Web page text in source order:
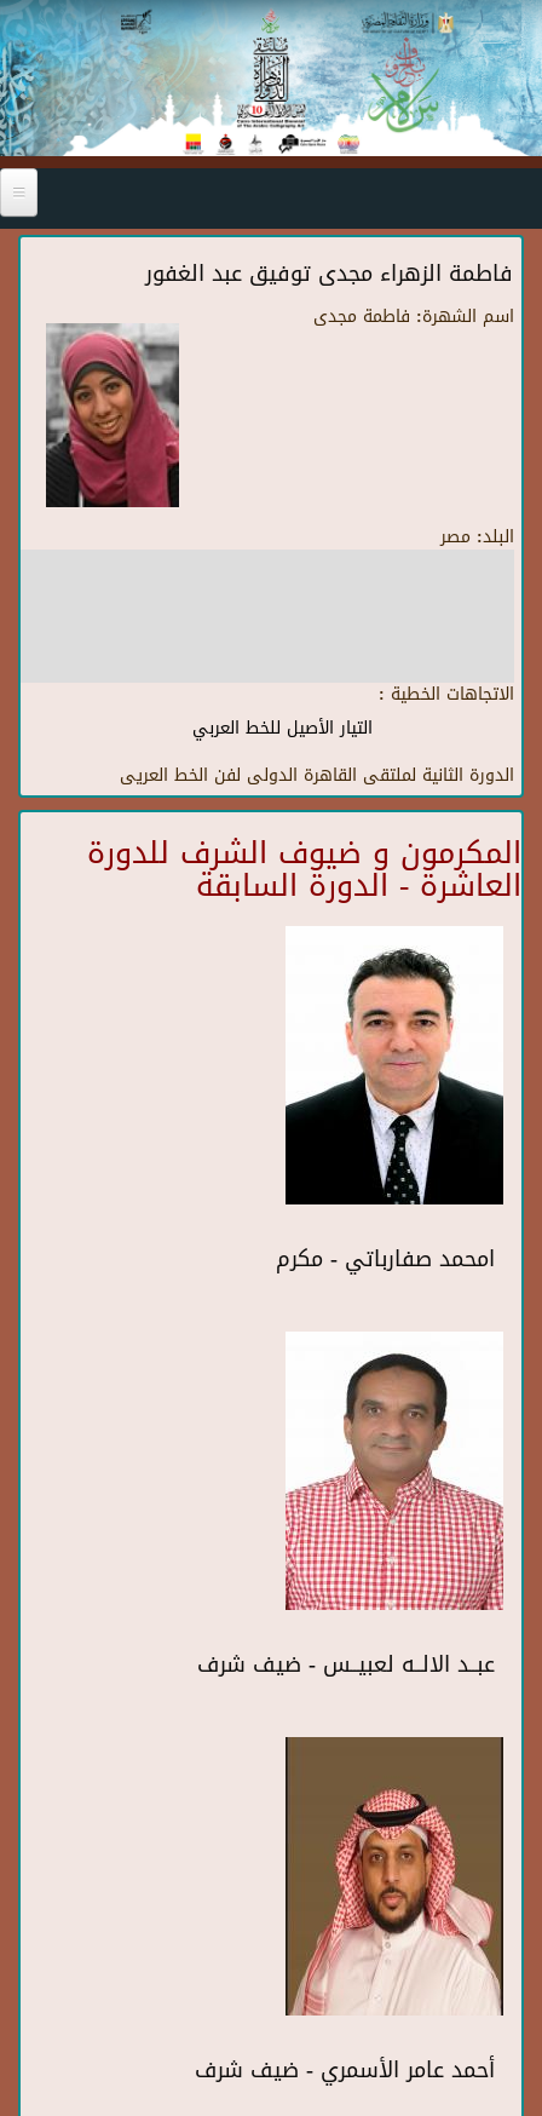
Skip to main content
فاطمة الزهراء مجدى توفيق عبد الغفور
اسم الشهرة: فاطمة مجدى
البلد: مصر
الاتجاهات الخطية :
التيار الأصيل للخط العربي
الدورة الثانية لملتقى القاهرة الدولى لفن الخط العريى
المكرمون و ضيوف الشرف للدورة
العاشرة - الدورة السابقة
امحمد صفارباتي - مكرم
عبــد الالــه لعبيــس - ضيف شرف
أحمد عامر الأسمري - ضيف شرف